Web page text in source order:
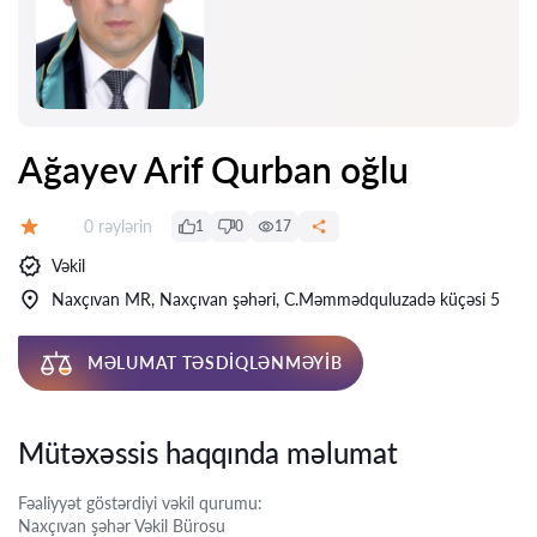
Ağayev Arif Qurban oğlu
Rəylər:
0 rəylərin 1 0 17
Vəkil
Naxçıvan MR, Naxçıvan şəhəri, C.Məmmədquluzadə küçəsi 5
MƏLUMAT TƏSDIQLƏNMƏYIB
Mütəxəssis haqqında məlumat
Fəaliyyət göstərdiyi vəkil qurumu:
Naxçıvan şəhər Vəkil Bürosu